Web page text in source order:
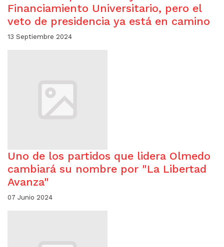
Financiamiento Universitario, pero el
veto de presidencia ya está en camino
13 Septiembre 2024
Uno de los partidos que lidera Olmedo
cambiará su nombre por "La Libertad
Avanza"
07 Junio 2024